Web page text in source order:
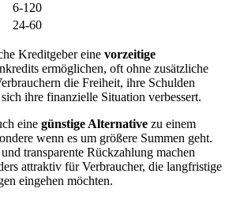
6-120
24-60
Kreditgeber eine⁢ vorzeitige‍
ermöglichen, oft ohne zusätzliche
die Freiheit, ihre Schulden
ihre finanzielle Situation verbessert.
eine günstige Alternative ​zu einem⁣
wenn es um größere Summen geht.
transparente Rückzahlung machen
attraktiv für Verbraucher, die langfristige
eingehen möchten.